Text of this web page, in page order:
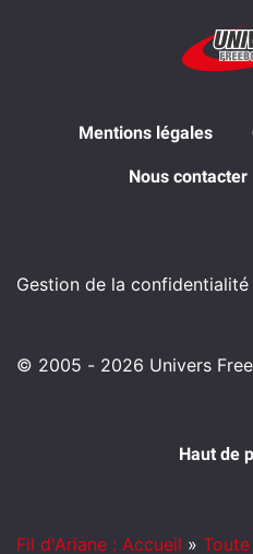
Mentions légales
Nous contacter
Gestion de la confidentialité
© 2005 - 2026 Univers
Haut de
Fil d'Ariane : Accueil »